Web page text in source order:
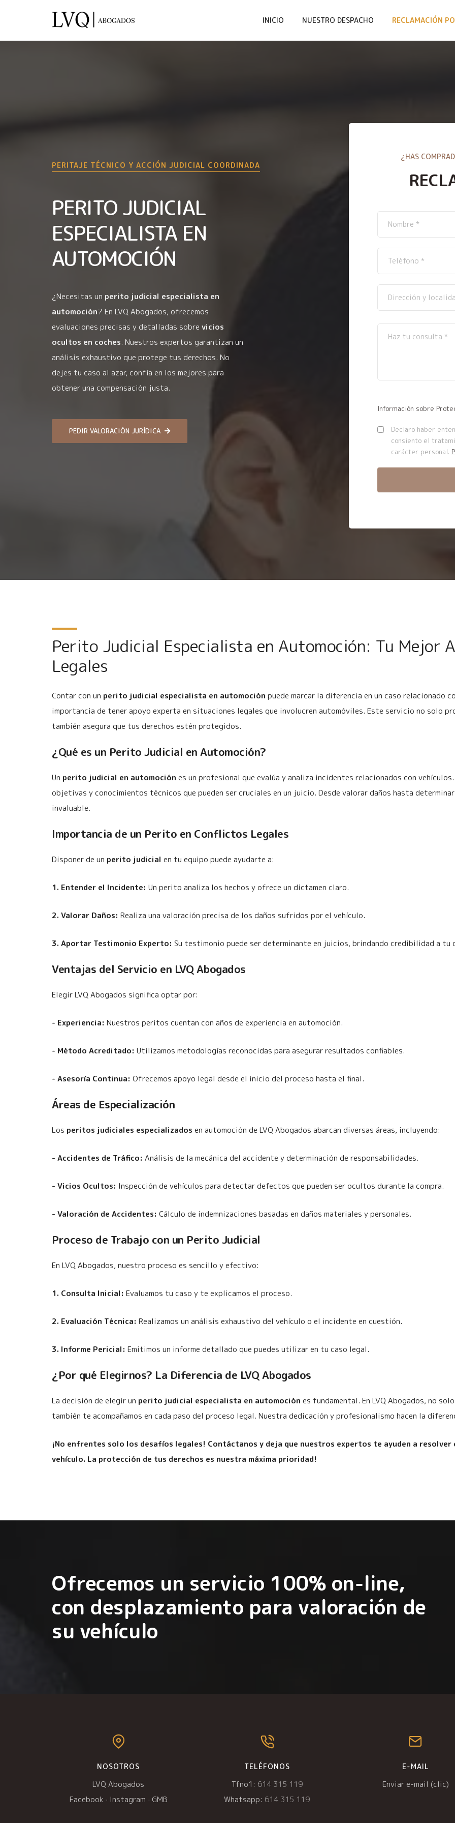
INICIO NUESTRO DESPACHO RECLAMACIÓN
PERITAJE TÉCNICO Y ACCIÓN JUDICIAL COORDINADA
PERITO JUDICIAL
ESPECIALISTA EN
AUTOMOCIÓN
¿Necesitas un perito judicial especialista en
automoción? En LVQ Abogados, ofrecemos
evaluaciones precisas y detalladas sobre vicios
ocultos en coches. Nuestros expertos garantizan un
análisis exhaustivo que protege tus derechos. No
dejes tu caso al azar, confía en los mejores para
obtener una compensación justa.
PEDIR VALORACIÓN JURÍDICA
¿HAS
Información sobre
Declaro haber
consiento el
carácter personal.
Perito Judicial Especialista en Automoción: Tu Mejor
Legales
Contar con un perito judicial especialista en automoción puede marcar la diferencia en un caso relacionado
importancia de tener apoyo experta en situaciones legales que involucren automóviles. Este servicio no solo
también asegura que tus derechos estén protegidos.
¿Qué es un Perito Judicial en Automoción?
Un perito judicial en automoción es un profesional que evalúa y analiza incidentes relacionados con
objetivas y conocimientos técnicos que pueden ser cruciales en un juicio. Desde valorar daños hasta
invaluable.
Importancia de un Perito en Conflictos Legales
Disponer de un perito judicial en tu equipo puede ayudarte a:
1. Entender el Incidente: Un perito analiza los hechos y ofrece un dictamen claro.
2. Valorar Daños: Realiza una valoración precisa de los daños sufridos por el vehículo.
3. Aportar Testimonio Experto: Su testimonio puede ser determinante en juicios, brindando credibilidad a tu
Ventajas del Servicio en LVQ Abogados
Elegir LVQ Abogados significa optar por:
- Experiencia: Nuestros peritos cuentan con años de experiencia en automoción.
- Método Acreditado: Utilizamos metodologías reconocidas para asegurar resultados confiables.
- Asesoría Continua: Ofrecemos apoyo legal desde el inicio del proceso hasta el final.
Áreas de Especialización
Los peritos judiciales especializados en automoción de LVQ Abogados abarcan diversas áreas, incluyendo:
- Accidentes de Tráfico: Análisis de la mecánica del accidente y determinación de responsabilidades.
- Vicios Ocultos: Inspección de vehículos para detectar defectos que pueden ser ocultos durante la compra.
- Valoración de Accidentes: Cálculo de indemnizaciones basadas en daños materiales y personales.
Proceso de Trabajo con un Perito Judicial
En LVQ Abogados, nuestro proceso es sencillo y efectivo:
1. Consulta Inicial: Evaluamos tu caso y te explicamos el proceso.
2. Evaluación Técnica: Realizamos un análisis exhaustivo del vehículo o el incidente en cuestión.
3. Informe Pericial: Emitimos un informe detallado que puedes utilizar en tu caso legal.
¿Por qué Elegirnos? La Diferencia de LVQ Abogados
La decisión de elegir un perito judicial especialista en automoción es fundamental. En LVQ Abogados, no
también te acompañamos en cada paso del proceso legal. Nuestra dedicación y profesionalismo hacen la
¡No enfrentes solo los desafíos legales! Contáctanos y deja que nuestros expertos te ayuden a
vehículo. La protección de tus derechos es nuestra máxima prioridad!
Ofrecemos un servicio 100% on-line,
con desplazamiento para valoración de
su vehículo
NOSOTROS
LVQ Abogados
Facebook · Instagram · GMB
TELÉFONOS
Tfno1: 614 315 119
Whatsapp: 614 315 119
E-MAIL
Enviar e-mail (clic)